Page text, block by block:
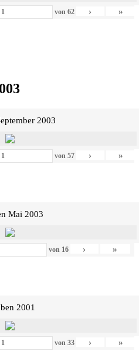
von 62 › »
2003
von 57 › »
Mai 2003
von 16 › »
2001
von 33 › »